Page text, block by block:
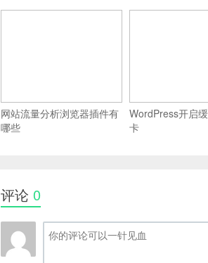
网站流量分析浏览器插件有
哪些
WordPress开启
卡
评论 0